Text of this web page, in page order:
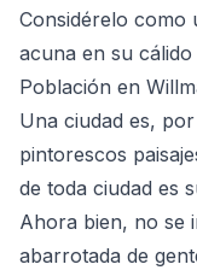
Considérelo como
acuna en su
Población en
Una ciudad es,
pintorescos
de toda ciudad es
Ahora bien, no se
abarrotada de